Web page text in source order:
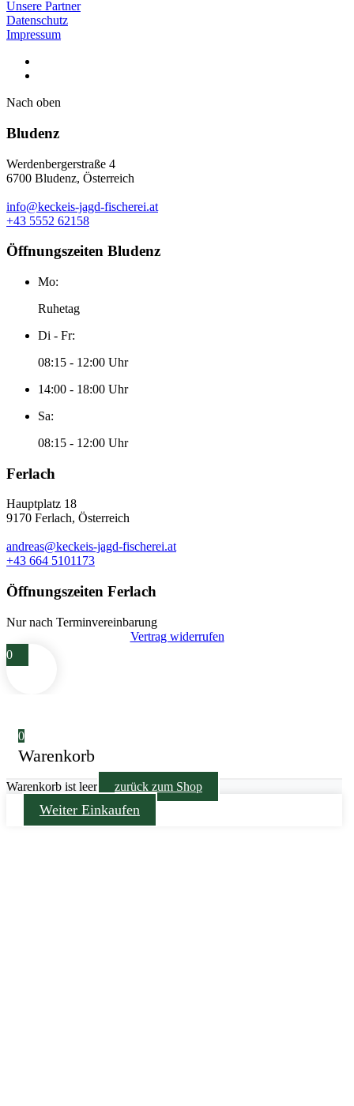
Unsere Partner
Datenschutz
Impressum
Nach oben
Bludenz
Werdenbergerstraße 4
6700 Bludenz, Österreich
info@keckeis-jagd-fischerei.at
+43 5552 62158
Öffnungszeiten Bludenz
Mo:
Ruhetag
Di - Fr:
08:15 - 12:00 Uhr
14:00 - 18:00 Uhr
Sa:
08:15 - 12:00 Uhr
Ferlach
Hauptplatz 18
9170 Ferlach, Österreich
andreas@keckeis-jagd-fischerei.at
+43 664 5101173
Öffnungszeiten Ferlach
Nur nach Terminvereinbarung
Vertrag widerrufen
0
0
Warenkorb
Warenkorb ist leer zurück zum Shop
Weiter Einkaufen